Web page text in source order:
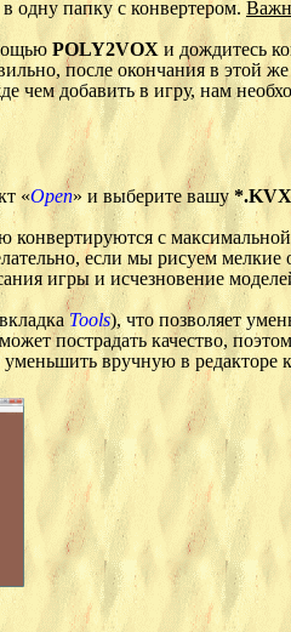
одну папку с конвертером.
POLY2VOX и дождитесь
после окончания в этой
чем добавить в игру, нам
«Open» и выберите вашу*.KVX
с
если мы рисуем мелкие
игры и исчезновение
Tools), что позволяет
пострадать качество,
вручную в редакторе